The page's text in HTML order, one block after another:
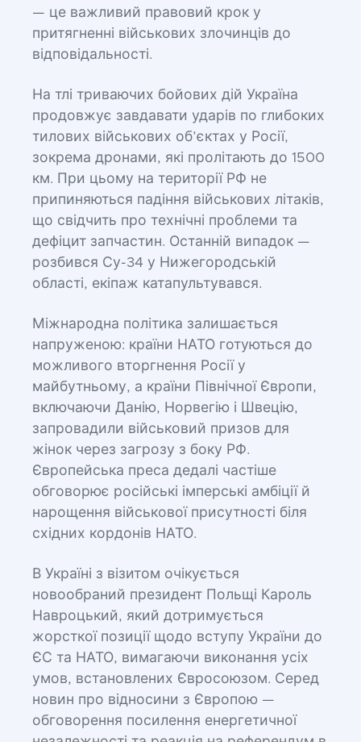
— це важливий правовий крок у
притягненні військових злочинців до
відповідальності.
На тлі триваючих бойових дій Україна
продовжує завдавати ударів по глибоких
тилових військових об’єктах у Росії,
зокрема дронами, які пролітають до 1500
км. При цьому на території РФ не
припиняються падіння військових літаків,
що свідчить про технічні проблеми та
дефіцит запчастин. Останній випадок —
розбився Су-34 у Нижегородській
області, екіпаж катапультувався.
Міжнародна політика залишається
напруженою: країни НАТО готуються до
можливого вторгнення Росії у
майбутньому, а країни Північної Європи,
включаючи Данію, Норвегію і Швецію,
запровадили військовий призов для
жінок через загрозу з боку РФ.
Європейська преса дедалі частіше
обговорює російські імперські амбіції й
нарощення військової присутності біля
східних кордонів НАТО.
В Україні з візитом очікується
новообраний президент Польщі Кароль
Навроцький, який дотримується
жорсткої позиції щодо вступу України до
ЄС та НАТО, вимагаючи виконання усіх
умов, встановлених Євросоюзом. Серед
новин про відносини з Європою —
обговорення посилення енергетичної